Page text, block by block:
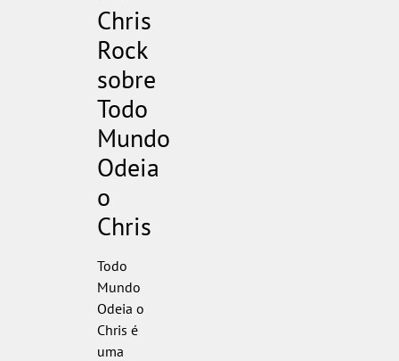
Chris
Rock
sobre
Todo
Mundo
Odeia
o
Chris
Todo
Mundo
Odeia o
Chris é
uma